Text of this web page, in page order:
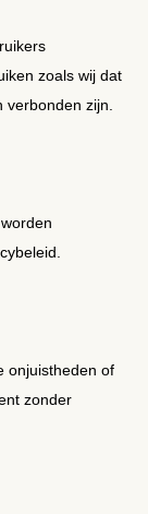
zoals wij dat
zijn.
onjuistheden of
zonder